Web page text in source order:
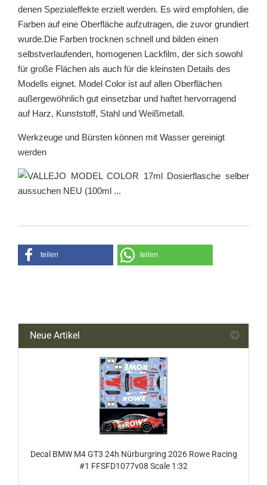
denen Spezialeffekte erzielt werden. Es wird empfohlen, die
Farben auf eine Oberfläche aufzutragen, die zuvor grundiert
wurde.Die Farben trocknen schnell und bilden einen
selbstverlaufenden, homogenen Lackfilm, der sich sowohl
für große Flächen als auch für die kleinsten Details des
Modells eignet. Model Color ist auf allen Oberflächen
außergewöhnlich gut einsetzbar und haftet hervorragend
auf Harz, Kunststoff, Stahl und Weißmetall.
Werkzeuge und Bürsten können mit Wasser gereinigt
werden
teilen teilen
Neue Artikel
Decal BMW M4 GT3 24h Nürburgring 2026 Rowe Racing
#1 FFSFD1077v08 Scale 1:32